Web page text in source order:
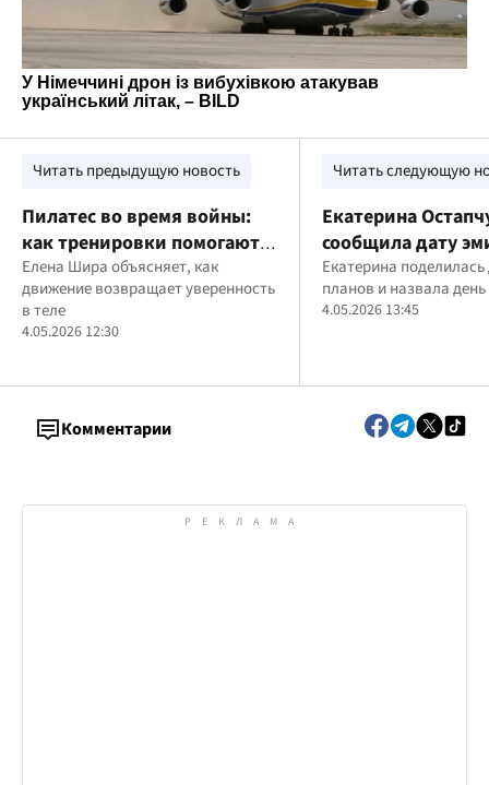
Читать предыдущую новость
Пилатес во время войны:
как тренировки помогают
справиться со стрессом
Елена Шира объясняет, как
движение возвращает уверенность
в теле
4.05.2026 12:30
Читать следующую
Екатерина
сообщила дату
Канаду и планы
отъездом
Екатерина
планов и назвала
4.05.2026 13:45
Комментарии